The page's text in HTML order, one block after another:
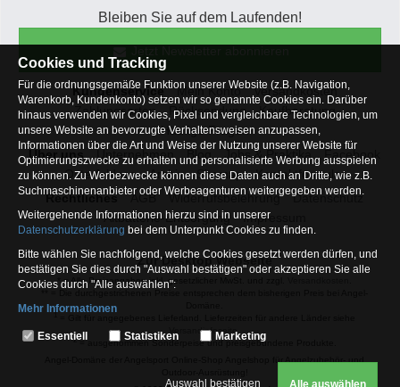
Bleiben Sie auf dem Laufenden!
Kundenservice Mein Konto
Versandkosten
Zahlungsarten
Rücksendung
Kaufberatung
Häufige Fragen
Über uns
Unternehmen Blog Jobs & Praktika
Facebook
Osterfeldsee
Archiv Sitemap
Kontaktformular
Rechtliches
AGB Widerrufsbelehrung
Datenschutz
Altbatterie-Entsorgung
Impressum
Zur Desktop Webseite
* = Alle Preisangaben inkl. gesetzlicher MwSt. und zzgl.
Versandinfoseite.
2= ausgenommen Sonderpeise und preisgebundene Produkte.
Cookies und Tracking
Für die ordnungsgemäße Funktion unserer Website (z.B. Navigation,
Warenkorb, Kundenkonto) setzen wir so genannte Cookies ein. Darüber
hinaus verwenden wir Cookies, Pixel und vergleichbare Technologien, um
unsere Website an bevorzugte Verhaltensweisen anzupassen,
Informationen über die Art und Weise der Nutzung unserer Website für
Optimierungszwecke zu erhalten und personalisierte Werbung ausspielen
zu können. Zu Werbezwecke können diese Daten auch an Dritte, wie z.B.
Suchmaschinenanbieter oder Werbeagenturen weitergegeben werden.
Weitergehende Informationen hierzu sind in unserer
Datenschutzerklärung bei dem Unterpunkt Cookies zu finden.
Bitte wählen Sie nachfolgend, welche Cookies gesetzt werden dürfen, und
bestätigen Sie dies durch "Auswahl bestätigen" oder akzeptieren Sie alle
Cookies durch "Alle auswählen":
Mehr Informationen
Essentiell
weshalb auf diese nicht verzichtet werden kann
Essentiell Statistiken Marketing
Auswahl bestätigen Alle auswählen